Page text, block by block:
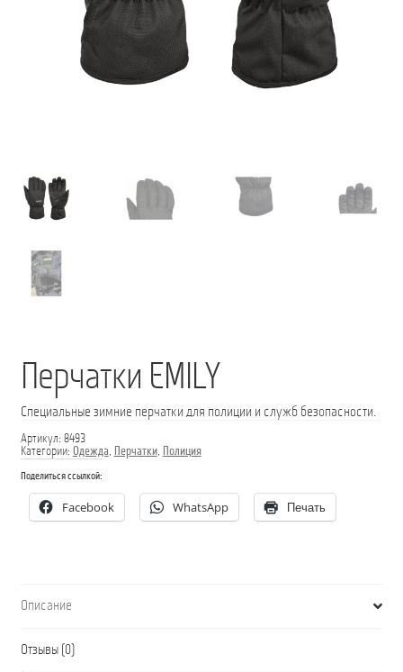
Мой аккаунт
Пожарная Техника
Скорая Помощь Тип ”C”
Перчатки EMILY
Специальные зимние перчатки для полиции и служб безопасности.
Артикул: 8493
Категории: Одежда, Перчатки, Полиция
Поделиться ссылкой:
Facebook WhatsApp Печать
Описание
Отзывы (0)